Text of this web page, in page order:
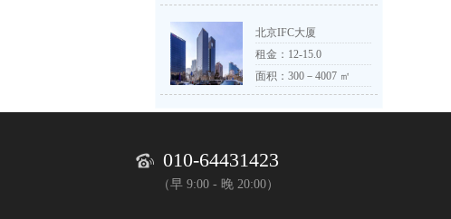
北京IFC大厦
租金： 12-15.0
面积：300－4007 ㎡
010-64431423
（早 9:00 - 晚 20:00）